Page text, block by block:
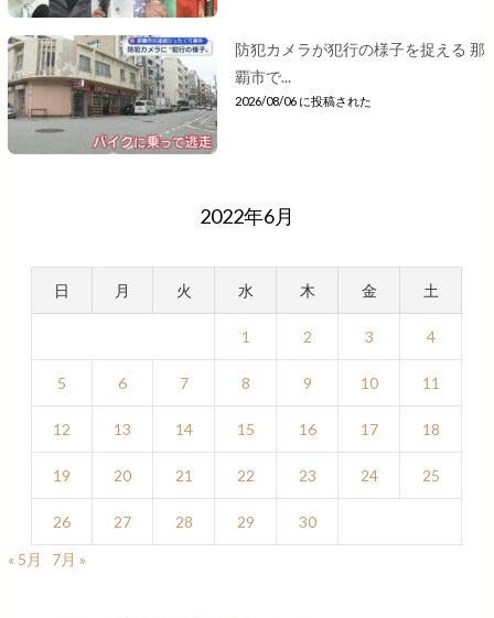
防犯カメラが犯行の様子を捉える 那
覇市で...
2026/08/06 に投稿された
2022年6月
日 月 火 水 木 金 土
1 2 3 4
5 6 7 8 9 10 11
12 13 14 15 16 17 18
19 20 21 22 23 24 25
26 27 28 29
30
« 5月
7月 »